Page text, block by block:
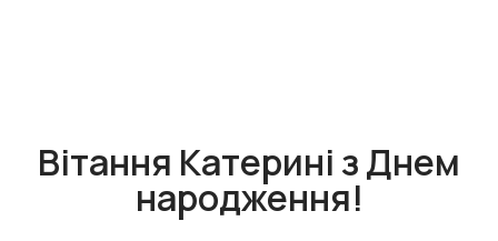
Вітання Катерині з Днем
народження!